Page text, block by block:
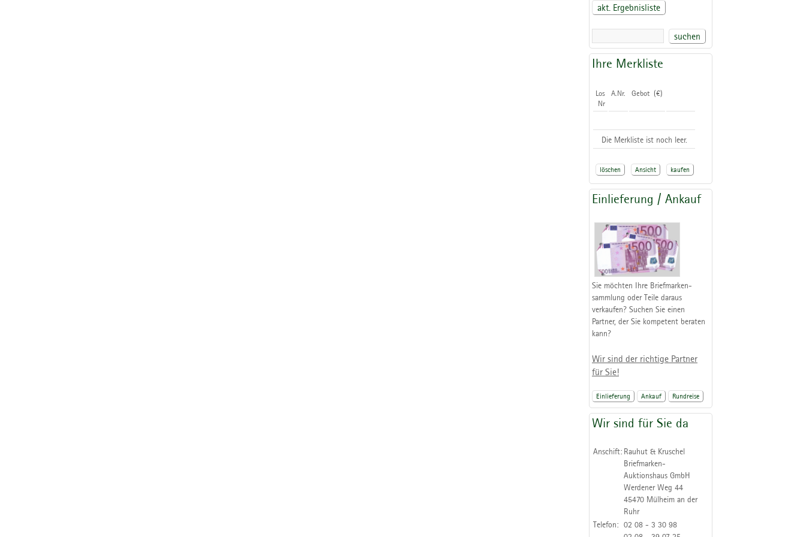
akt. Ergebnisliste
suchen
Ihre Merkliste
Los
Nr
A.Nr. Gebot (€)
Die Merkliste ist noch leer.
löschen Ansicht kaufen
Einlieferung / Ankauf
Sie möchten Ihre Briefmarken-
sammlung oder Teile daraus
verkaufen? Suchen Sie einen
Partner, der Sie kompetent beraten
kann?
Wir sind der richtige Partner
für Sie!
Einlieferung Ankauf Rundreise
Wir sind für Sie da
Anschift: Rauhut & Kruschel
Briefmarken-
Auktionshaus GmbH
Werdener Weg 44
45470 Mülheim an der
Ruhr
Telefon: 02 08 - 3 30 98